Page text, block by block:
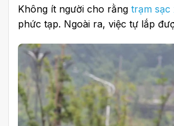
Không ít người cho rằng trạm sạc
phức tạp. Ngoài ra, việc tự lắp